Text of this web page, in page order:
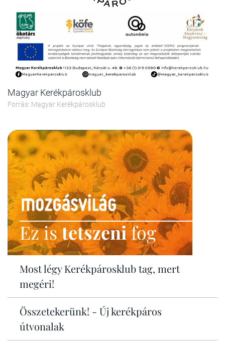
Magyar Kerékpárosklub
Forrás: Magyar Kerékpárosklub
Ez istetszenifog
Most légy Kerékpárosklub tag, mert
megéri!
Összetekerünk! - Új kerékpáros
útvonalak